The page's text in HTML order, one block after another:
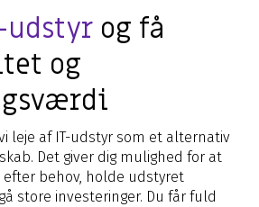
udstyr og få
og
leje af IT-udstyr som et alternativ
Det giver dig mulighed for at
efter behov, holde udstyret
store investeringer. Du får fuld